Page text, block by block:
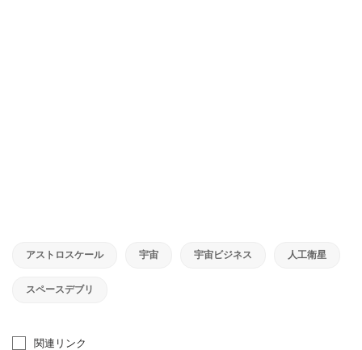
アストロスケール 宇宙 宇宙ビジネス 人工衛星
スペースデブリ
関連リンク